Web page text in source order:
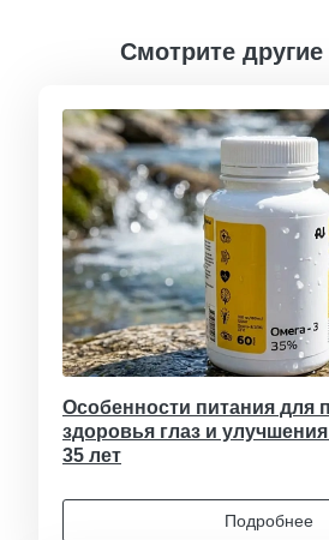
Смотрите другие
Особенности питания для
здоровья глаз и
35 лет
Подробнее